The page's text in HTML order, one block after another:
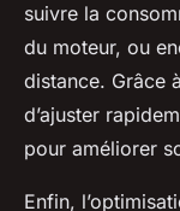
suivre la
du moteur, ou
distance. Grâce
d’ajuster
pour améliorer
Enfin,